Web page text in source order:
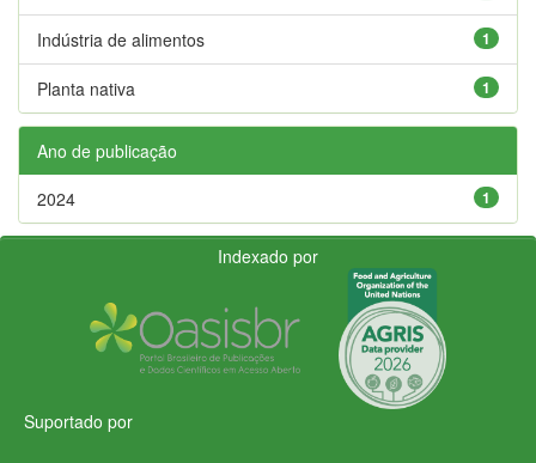
1
Indústria de alimentos
1
Planta nativa
Ano de publicação
1
2024
Indexado por
Suportado por